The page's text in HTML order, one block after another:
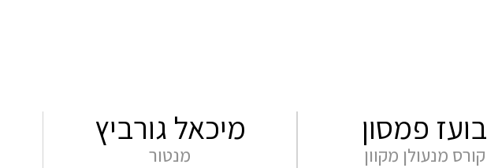
בועז פמסון
קורס מנעולן מקוון
מיכאל גורביץ
מנטור